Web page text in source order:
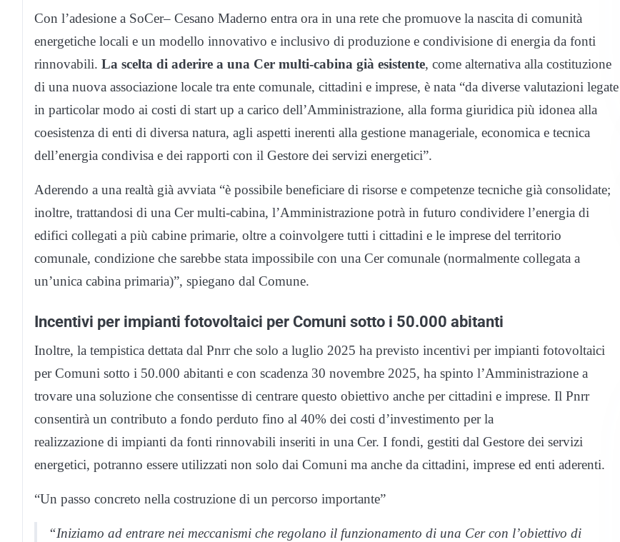
Con l’adesione a SoCer– Cesano Maderno entra ora in una rete che promuove la nascita di comunità
energetiche locali e un modello innovativo e inclusivo di produzione e condivisione di energia da fonti
rinnovabili. La scelta di aderire a una Cer multi-cabina già esistente, come alternativa alla costituzione
di una nuova associazione locale tra ente comunale, cittadini e imprese, è nata “da diverse valutazioni legate
in particolar modo ai costi di start up a carico dell’Amministrazione, alla forma giuridica più idonea alla
coesistenza di enti di diversa natura, agli aspetti inerenti alla gestione manageriale, economica e tecnica
dell’energia condivisa e dei rapporti con il Gestore dei servizi energetici”.
Aderendo a una realtà già avviata “è possibile beneficiare di risorse e competenze tecniche già consolidate;
inoltre, trattandosi di una Cer multi-cabina, l’Amministrazione potrà in futuro condividere l’energia di
edifici collegati a più cabine primarie, oltre a coinvolgere tutti i cittadini e le imprese del territorio
comunale, condizione che sarebbe stata impossibile con una Cer comunale (normalmente collegata a
un’unica cabina primaria)”, spiegano dal Comune.
Incentivi per impianti fotovoltaici per Comuni sotto i 50.000 abitanti
Inoltre, la tempistica dettata dal Pnrr che solo a luglio 2025 ha previsto incentivi per impianti fotovoltaici
per Comuni sotto i 50.000 abitanti e con scadenza 30 novembre 2025, ha spinto l’Amministrazione a
trovare una soluzione che consentisse di centrare questo obiettivo anche per cittadini e imprese. Il Pnrr
consentirà un contributo a fondo perduto fino al 40% dei costi d’investimento per la
realizzazione di impianti da fonti rinnovabili inseriti in una Cer. I fondi, gestiti dal Gestore dei servizi
energetici, potranno essere utilizzati non solo dai Comuni ma anche da cittadini, imprese ed enti aderenti.
“Un passo concreto nella costruzione di un percorso importante”
“Iniziamo ad entrare nei meccanismi che regolano il funzionamento di una Cer con l’obiettivo di